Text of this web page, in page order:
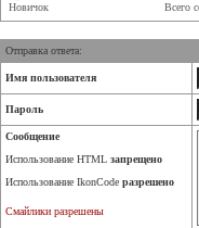
Новичок Всего
Отправка ответа:
Имя пользователя
Пароль
Сообщение
Использование HTML запрещено
Использование IkonCode разрешено
Смайлики разрешены